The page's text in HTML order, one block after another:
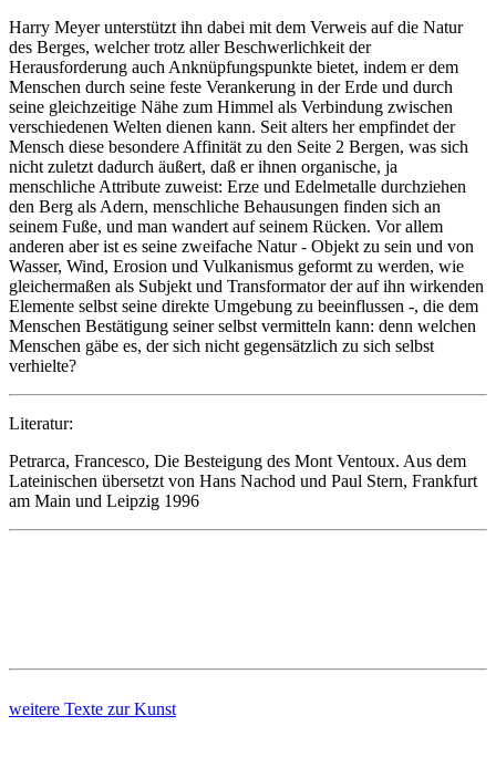
Harry Meyer unterstützt ihn dabei mit dem Verweis auf die Natur
des Berges, welcher trotz aller Beschwerlichkeit der
Herausforderung auch Anknüpfungspunkte bietet, indem er dem
Menschen durch seine feste Verankerung in der Erde und durch
seine gleichzeitige Nähe zum Himmel als Verbindung zwischen
verschiedenen Welten dienen kann. Seit alters her empfindet der
Mensch diese besondere Affinität zu den Seite 2 Bergen, was sich
nicht zuletzt dadurch äußert, daß er ihnen organische, ja
menschliche Attribute zuweist: Erze und Edelmetalle durchziehen
den Berg als Adern, menschliche Behausungen finden sich an
seinem Fuße, und man wandert auf seinem Rücken. Vor allem
anderen aber ist es seine zweifache Natur - Objekt zu sein und von
Wasser, Wind, Erosion und Vulkanismus geformt zu werden, wie
gleichermaßen als Subjekt und Transformator der auf ihn wirkenden
Elemente selbst seine direkte Umgebung zu beeinflussen -, die dem
Menschen Bestätigung seiner selbst vermitteln kann: denn welchen
Menschen gäbe es, der sich nicht gegensätzlich zu sich selbst
verhielte?
Literatur:
Petrarca, Francesco, Die Besteigung des Mont Ventoux. Aus dem
Lateinischen übersetzt von Hans Nachod und Paul Stern, Frankfurt
am Main und Leipzig 1996
weitere Texte zur Kunst